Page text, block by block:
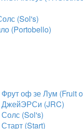
(Sol's)
(Portobello)
оф зе Лум (Fruit
ДжейЭРСи (JRC)
(Sol's)
(Start)